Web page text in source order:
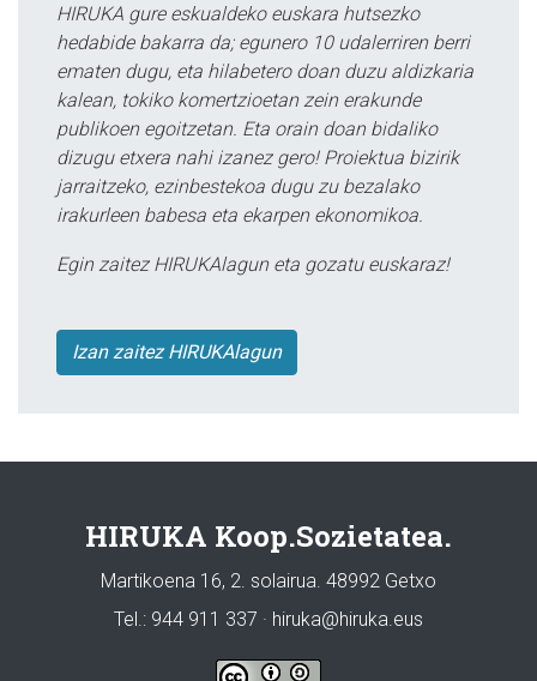
HIRUKA gure eskualdeko euskara hutsezko
hedabide bakarra da; egunero 10 udalerriren berri
ematen dugu, eta hilabetero doan duzu aldizkaria
kalean, tokiko komertzioetan zein erakunde
publikoen egoitzetan. Eta orain doan bidaliko
dizugu etxera nahi izanez gero! Proiektua bizirik
jarraitzeko, ezinbestekoa dugu zu bezalako
irakurleen babesa eta ekarpen ekonomikoa.
Egin zaitez HIRUKAlagun eta gozatu euskaraz!
Izan zaitez HIRUKAlagun
HIRUKA Koop.Sozietatea.
Martikoena 16, 2. solairua. 48992 Getxo
Tel.: 944 911 337 · hiruka@hiruka.eus